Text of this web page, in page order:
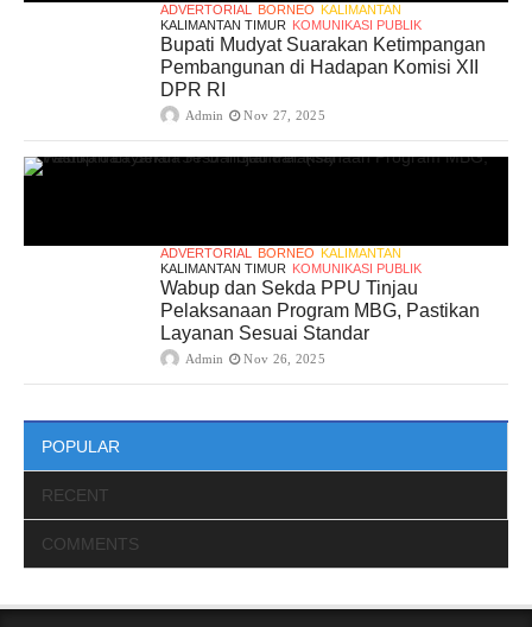
ADVERTORIAL BORNEO KALIMANTAN
KALIMANTAN TIMUR KOMUNIKASI PUBLIK
Bupati Mudyat Suarakan Ketimpangan
Pembangunan di Hadapan Komisi XII
DPR RI
Admin Nov 27, 2025
ADVERTORIAL BORNEO KALIMANTAN
KALIMANTAN TIMUR KOMUNIKASI PUBLIK
Wabup dan Sekda PPU Tinjau
Pelaksanaan Program MBG, Pastikan
Layanan Sesuai Standar
Admin Nov 26, 2025
POPULAR
RECENT
COMMENTS